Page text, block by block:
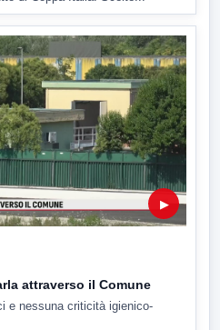
▶
attraverso il Comune
e nessuna criticità igienico-